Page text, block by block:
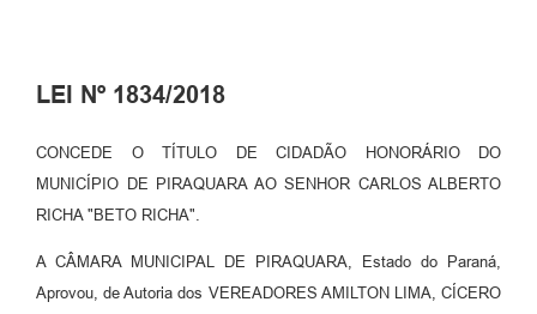
LEI Nº 1834/2018
CONCEDE O TÍTULO DE CIDADÃO HONORÁRIO DO
MUNICÍPIO DE PIRAQUARA AO SENHOR CARLOS ALBERTO
RICHA "BETO RICHA".
A CÂMARA MUNICIPAL DE PIRAQUARA, Estado do Paraná,
Aprovou, de Autoria dos VEREADORES AMILTON LIMA, CÍCERO